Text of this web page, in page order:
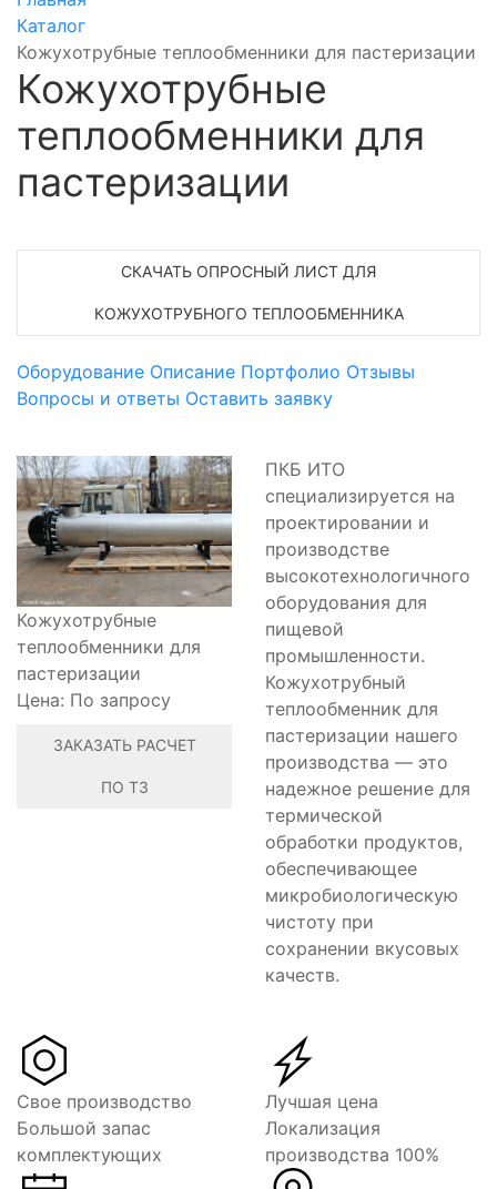
Каталог
Кожухотрубные теплообменники для пастеризации
Кожухотрубные
теплообменники для
пастеризации
СКАЧАТЬ ОПРОСНЫЙ ЛИСТ ДЛЯ
КОЖУХОТРУБНОГО ТЕПЛООБМЕННИКА
Оборудование Описание Портфолио Отзывы
Вопросы и ответы Оставить заявку
Кожухотрубные
теплообменники для
пастеризации
Цена: По запросу
ЗАКАЗАТЬ РАСЧЕТ
ПО ТЗ
ПКБ ИТО
специализируется на
проектировании и
производстве
высокотехнологичного
оборудования для
пищевой
промышленности.
Кожухотрубный
теплообменник для
пастеризации нашего
производства — это
надежное решение для
термической
обработки продуктов,
обеспечивающее
микробиологическую
чистоту при
сохранении вкусовых
качеств.
Свое производство
Большой запас
комплектующих
Лучшая цена
Локализация
производства 100%